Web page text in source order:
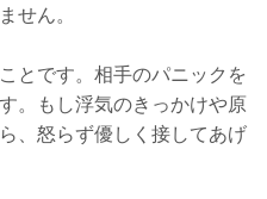
せん。
とです。相手のパニックを
。もし浮気のきっかけや原
、怒らず優しく接してあげ